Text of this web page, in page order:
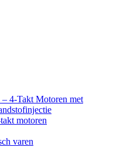
4-Takt Motoren met
motoren
varen